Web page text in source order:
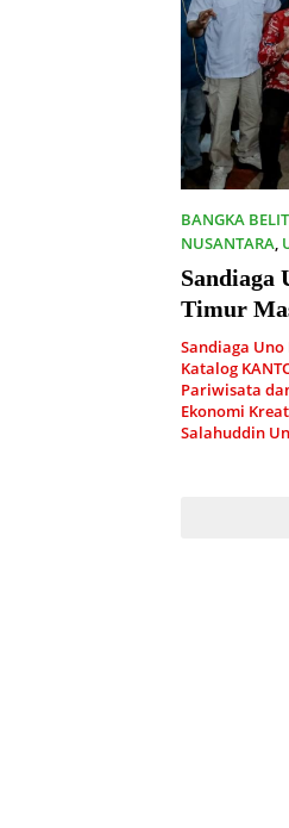
BANGKA
NUSANTARA,
03/09/2023
Sandiaga
Timur
Sandiaga
Katalog
Pariwisata
Ekonomi
Salahuddin